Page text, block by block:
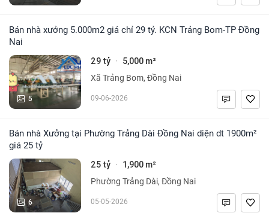
Bán nhà xưởng 5.000m2 giá chỉ 29 tỷ. KCN Trảng Bom-TP Đồng
Nai
5
29 tỷ · 5,000 m²
Xã Trảng Bom, Đồng Nai
09-06-2026
Bán nhà Xưởng tại Phường Trảng Dài Đồng Nai diện dt 1900m²
giá 25 tỷ
6
25 tỷ · 1,900 m²
Phường Trảng Dài, Đồng Nai
05-05-2026